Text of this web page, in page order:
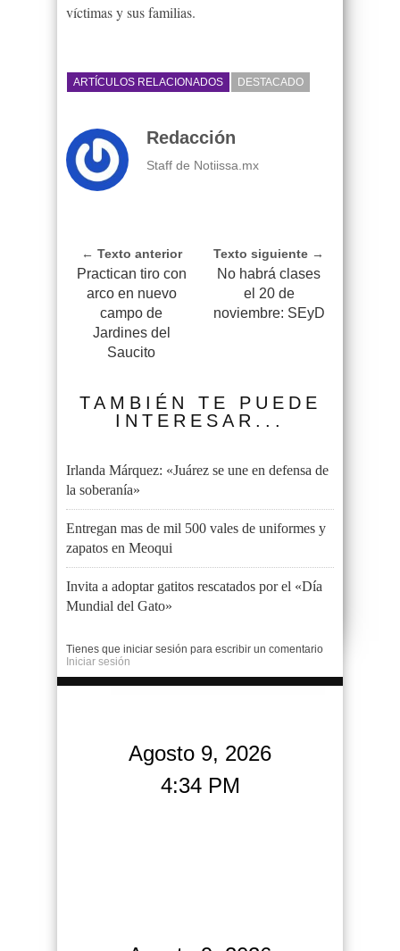
víctimas y sus familias.
ARTÍCULOS RELACIONADOS DESTACADO
Redacción
Staff de Notiissa.mx
← Texto anterior
Practican tiro con
arco en nuevo
campo de
Jardines del
Saucito
Texto siguiente →
No habrá clases
el 20 de
noviembre: SEyD
TAMBIÉN TE PUEDE
INTERESAR...
Irlanda Márquez: «Juárez se une en defensa de
la soberanía»
Entregan mas de mil 500 vales de uniformes y
zapatos en Meoqui
Invita a adoptar gatitos rescatados por el «Día
Mundial del Gato»
Tienes que iniciar sesión para escribir un comentario
Iniciar sesión
Agosto 9, 2026
4:34 PM